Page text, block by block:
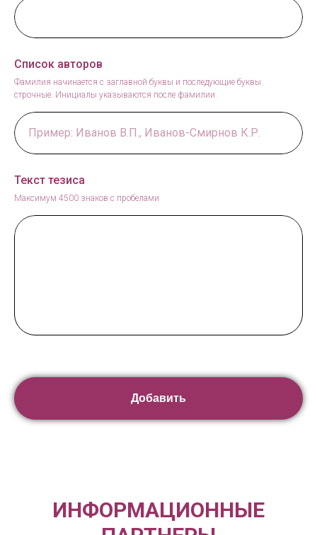
Список авторов
Фамилия начинается с заглавной буквы и последующие буквы
строчные. Инициалы указываются после фамилии.
Пример: Иванов В.П., Иванов-Смирнов К.Р.
Текст тезиса
Максимум 4500 знаков с пробелами
Добавить
ИНФОРМАЦИОННЫЕ